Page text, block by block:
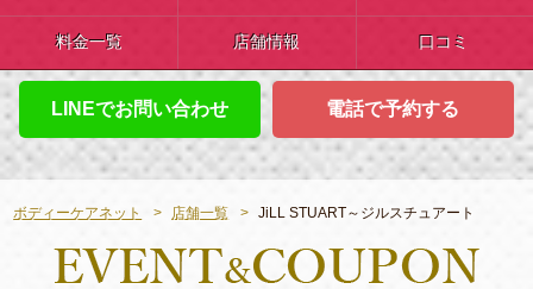
料金一覧 店舗情報 口コミ
LINEでお問い合わせ 電話で予約する
ボディーケアネット 店舗一覧 JiLL STUART～ジルスチュアート